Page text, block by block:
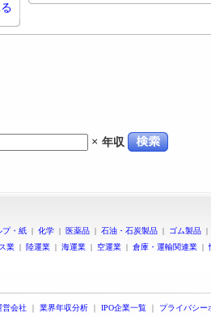
× 年収
プ・紙 | 化学 | 医薬品 | 石油・石炭製品 | ゴム製品
業 | 陸運業 | 海運業 | 空運業 | 倉庫・運輸関連業 |
営会社 ｜ 業界年収分析 ｜ IPO企業一覧 ｜ プライバシー